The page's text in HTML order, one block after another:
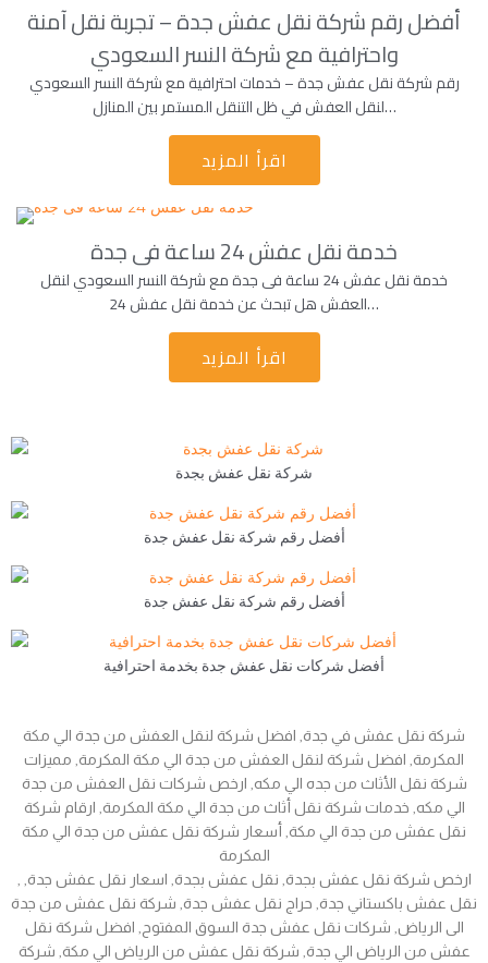
أفضل رقم شركة نقل عفش جدة – تجربة نقل آمنة
واحترافية مع شركة النسر السعودي
رقم شركة نقل عفش جدة – خدمات احترافية مع شركة النسر السعودي
لنقل العفش في ظل التنقل المستمر بين المنازل…
اقرأ المزيد
خدمة نقل عفش 24 ساعة فى جدة
خدمة نقل عفش 24 ساعة فى جدة مع شركة النسر السعودي لنقل
العفش هل تبحث عن خدمة نقل عفش 24…
اقرأ المزيد
شركة نقل عفش بجدة
أفضل رقم شركة نقل عفش جدة
أفضل رقم شركة نقل عفش جدة
أفضل شركات نقل عفش جدة بخدمة احترافية
شركة نقل عفش في جدة, افضل شركة لنقل العفش من جدة الي مكة
المكرمة, افضل شركة لنقل العفش من جدة الي مكة المكرمة, مميزات
شركة نقل الأثاث من جده الي مكه, ارخص شركات نقل العفش من جدة
الي مكه, خدمات شركة نقل أثاث من جدة الي مكة المكرمة, ارقام شركة
نقل عفش من جدة الي مكة, أسعار شركة نقل عفش من جدة الي مكة
المكرمة
نقل عفش باكستاني جدة, حراج نقل عفش جدة, شركة نقل عفش من جدة
الى الرياض, شركات نقل عفش جدة السوق المفتوح, افضل شركة نقل
عفش من الرياض الي جدة, شركة نقل عفش من الرياض الي مكة, شركة